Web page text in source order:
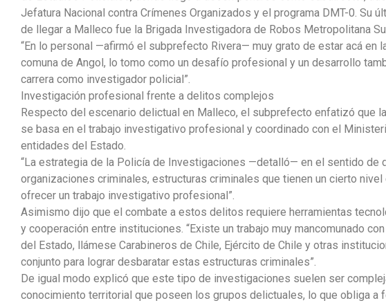
Jefatura Nacional contra Crímenes Organizados y el programa DMT-0. Su
de llegar a Malleco fue la Brigada Investigadora de Robos Metropolitana
“En lo personal —afirmó el subprefecto Rivera— muy grato de estar acá en
comuna de Angol, lo tomo como un desafío profesional y un desarrollo
carrera como investigador policial”.
Investigación profesional frente a delitos complejos
Respecto del escenario delictual en Malleco, el subprefecto enfatizó que
se basa en el trabajo investigativo profesional y coordinado con el
entidades del Estado.
“La estrategia de la Policía de Investigaciones —detalló— en el sentido de
organizaciones criminales, estructuras criminales que tienen un cierto nivel
ofrecer un trabajo investigativo profesional”.
Asimismo dijo que el combate a estos delitos requiere herramientas
y cooperación entre instituciones. “Existe un trabajo muy mancomunado
del Estado, llámese Carabineros de Chile, Ejército de Chile y otras
conjunto para lograr desbaratar estas estructuras criminales”.
De igual modo explicó que este tipo de investigaciones suelen ser
conocimiento territorial que poseen los grupos delictuales, lo que obliga a